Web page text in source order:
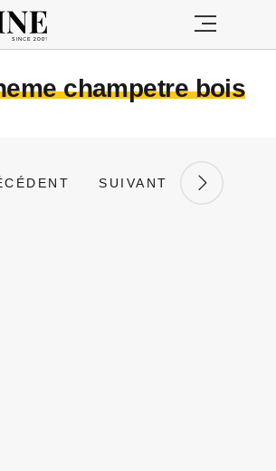
champetre bois
SUIVANT